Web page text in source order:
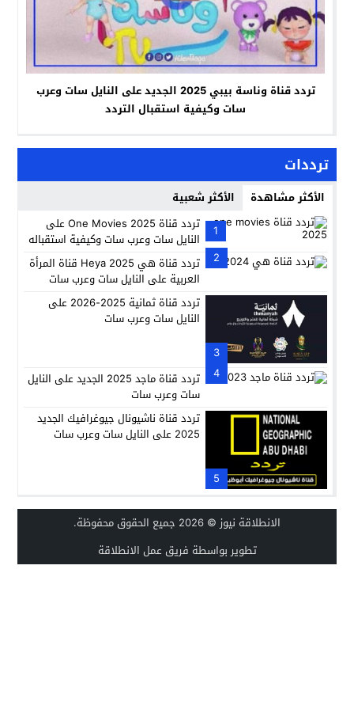
تردد قناة وناسة بيبي 2025 الجديد على النايل سات وعرب
سات وكيفية استقبال التردد
ترددات
الأكثر مشاهدة
الأكثر شعبية
1
تردد قناة One Movies 2025 على
النايل سات وعرب سات وكيفية استقباله
2
تردد قناة هي 2025 Heya قناة المرأة
العربية على النايل سات وعرب سات
3
تردد قناة ثمانية 2025-2026 على
النايل سات وعرب سات
4
تردد قناة ماجد 2025 الجديد على النايل
سات وعرب سات
5
تردد قناة ناشيونال جيوغرافيك الجديد
2025 على النايل سات وعرب سات
الانطلاقة نيوز © 2026 جميع الحقوق محفوظة.
تطوير بواسطة فريق عمل الانطلاقة